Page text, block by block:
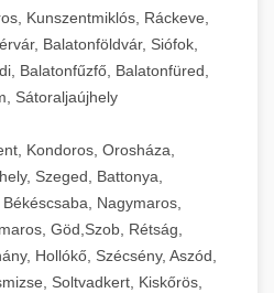
Kunszentmiklós, Ráckeve,
Balatonföldvár, Siófok,
Balatonfűzfő, Balatonfüred,
Sátoraljaújhely
Kondoros, Orosháza,
Szeged, Battonya,
Nagymaros,
Göd,Szob, Rétság,
Hollókő, Szécsény, Aszód,
Soltvadkert, Kiskőrös,